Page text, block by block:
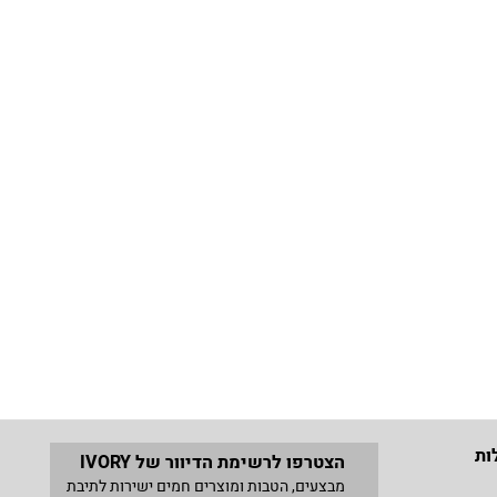
הצטרפו לרשימת הדיוור של IVORY
מבצעים, הטבות ומוצרים חמים ישירות לתיבת